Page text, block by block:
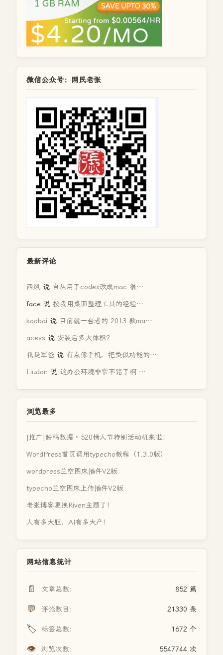
微信公众号：网民老张
最新评论
西风 说 自从用了codex改成mac 很…
face 说 按我用桌面整理工具的经验…
koobai 说 目前就一台老的 2013 款ma…
acevs 说 安装后多大体积？
我是军爸 说 有点像手机，把类似功能的…
Liudon 说 这办公环境非常不错了啊 …
浏览最多
[推广]酷鸭数据 · 520情人节特别活动机来啦！
WordPress首页调用typecho教程（1.3.0版）
wordpress兰空图床插件V2版
typecho兰空图床上传插件V2版
老张博客更换Riven主题了！
人有多大胆，AI有多大产！
网站信息统计
📄 文章总数： 852 篇
💬 评论数目： 21330 条
🏷️ 标签总数： 1672 个
👁️ 浏览次数： 5547744 次